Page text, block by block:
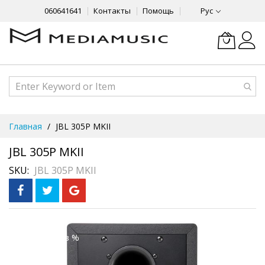
060641641 Контакты Помощь Рус
Content
Главная JBL 305P MKII
JBL 305P MKII
SKU JBL 305P MKII
Рассрочка
3 месяца без %